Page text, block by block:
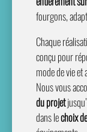
fourgons,
Chaque
conçu pour
mode de vie
Nous vous
du projet
dans lechoix